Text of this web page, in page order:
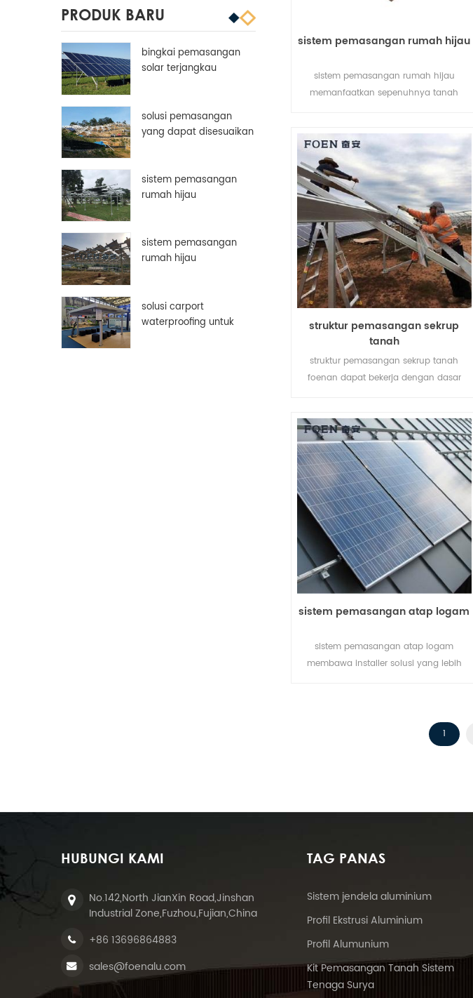
PRODUK BARU
bingkai pemasangan
solar terjangkau
solusi pemasangan
yang dapat disesuaikan
sistem pemasangan
rumah hijau
sistem pemasangan
rumah hijau
solusi carport
waterproofing untuk
sistem pemasangan rumah hijau
sistem pemasangan rumah hijau
memanfaatkan sepenuhnya tanah
depan yang lebih bersih bagi manusia.
struktur pemasangan sekrup
tanah
struktur pemasangan sekrup tanah
foenan dapat bekerja dengan dasar
sistem pemasangan atap logam
sistem pemasangan atap logam
membawa installer solusi yang lebih
1
HUBUNGI KAMI
No.142,North JianXin Road,Jinshan
Industrial Zone,Fuzhou,Fujian,China
+86 13696864883
sales@foenalu.com
TAG PANAS
Sistem jendela aluminium
Profil Ekstrusi Aluminium
Profil Alumunium
Kit Pemasangan Tanah Sistem
Tenaga Surya